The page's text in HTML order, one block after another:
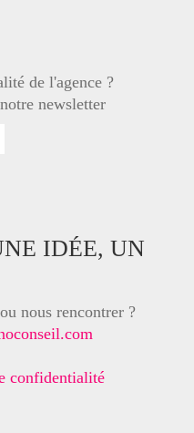
de l'agence ?
newsletter
IDÉE, UN
nous rencontrer ?
confidentialité